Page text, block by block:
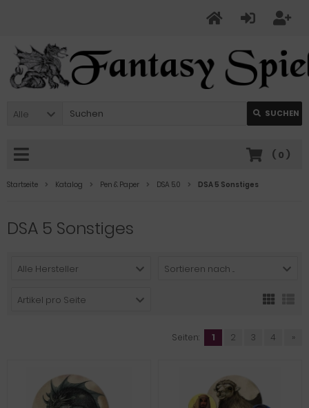
Alle SUCHEN
( 0 )
Startseite Katalog Pen & Paper DSA 5.0 DSA 5 Sonstiges
DSA 5 Sonstiges
Alle Hersteller Sortieren nach ...
Artikel pro Seite
Seiten: 1 2 3 4 »